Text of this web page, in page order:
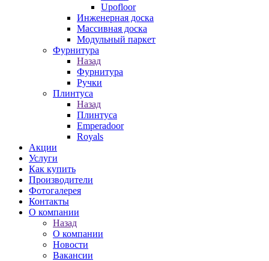
Upofloor
Инженерная доска
Массивная доска
Модульный паркет
Фурнитура
Назад
Фурнитура
Ручки
Плинтуса
Назад
Плинтуса
Emperadoor
Royals
Акции
Услуги
Как купить
Производители
Фотогалерея
Контакты
О компании
Назад
О компании
Новости
Вакансии